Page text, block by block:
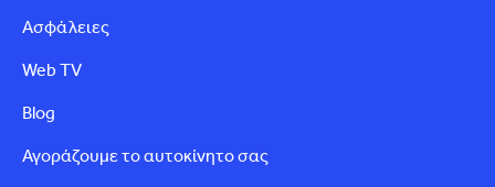
Ασφάλειες
Web TV
Blog
Αγοράζουμε το αυτοκίνητο σας